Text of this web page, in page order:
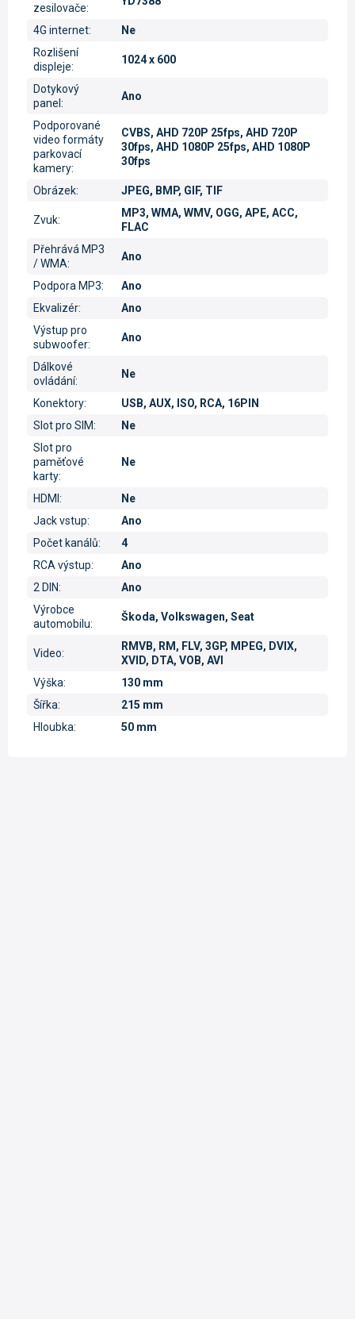
zesilovače:
4G internet:
Ne
Rozlišení
displeje:
1024 x 600
Dotykový
panel :
Ano
Podporované
video formáty
parkovací
kamery:
CVBS, AHD 720P 25fps, AHD 720P
30fps, AHD 1080P 25fps, AHD 1080P
30fps
Obrázek: JPEG, BMP, GIF, TIF
Zvuk:
MP3, WMA, WMV, OGG, APE, ACC,
FLAC
Přehrává MP3
/ WMA:
Ano
Podpora MP3:
Ano
Ekvalizér:
Ano
Výstup pro
subwoofer:
Ano
Dálkové
ovládání:
Ne
Konektory:
USB, AUX, ISO, RCA, 16PIN
Slot pro SIM:
Ne
Slot pro
paměťové
karty:
Ne
HDMI :
Ne
Jack vstup:
Ano
Počet kanálů:
4
RCA výstup:
Ano
2 DIN:
Ano
Výrobce
automobilu:
Škoda, Volkswagen, Seat
Video:
RMVB, RM, FLV, 3GP, MPEG, DVIX,
XVID, DTA, VOB, AVI
Výška:
130 mm
Šířka:
215 mm
Hloubka: 50 mm